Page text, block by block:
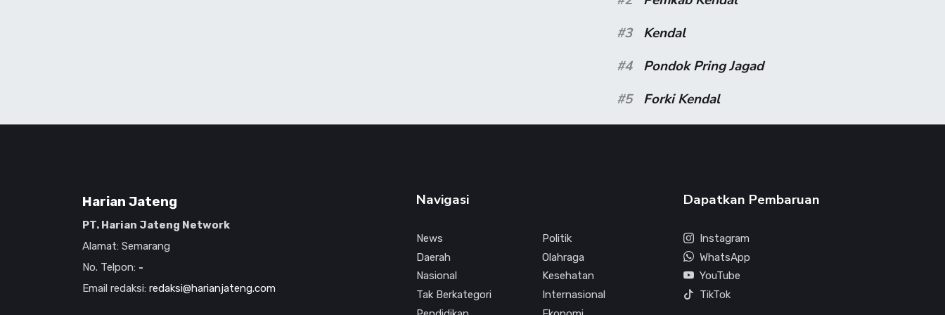
#3
Kendal
#4
Pondok Pring Jagad
#5
Forki Kendal
Harian Jateng
PT. Harian Jateng Network
Alamat: Semarang
No. Telpon: -
Email redaksi: redaksi@harianjateng.com
Navigasi
News
Daerah
Nasional
Tak Berkategori
Politik
Olahraga
Kesehatan
Internasional
Dapatkan Pembaruan
Instagram
WhatsApp
YouTube
TikTok